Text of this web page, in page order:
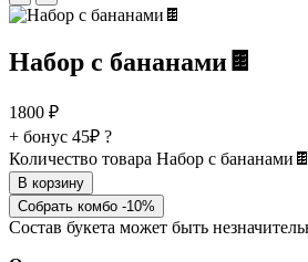
Набор с бананами🍫
1800 ₽
+ бонус 45₽ ?
Количество товара Набор с бананами🍫
В корзину
Собрать комбо -10%
Состав букета может быть